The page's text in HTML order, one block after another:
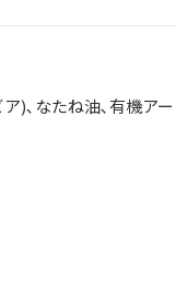
､なたね油､有機ア